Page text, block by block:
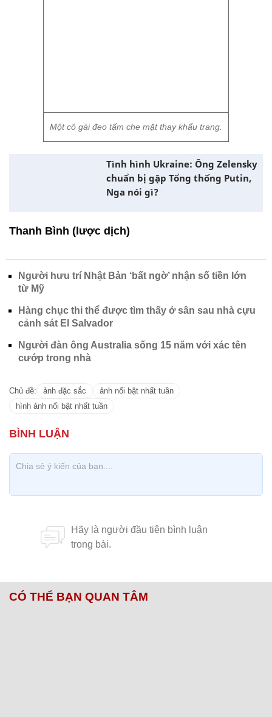
Một cô gái đeo tấm che mặt thay khẩu trang.
Tình hình Ukraine: Ông Zelensky
chuẩn bị gặp Tổng thống Putin,
Nga nói gì?
Thanh Bình (lược dịch)
Người hưu trí Nhật Bản ‘bất ngờ’ nhận số tiền lớn
từ Mỹ
Hàng chục thi thể được tìm thấy ở sân sau nhà cựu
cảnh sát El Salvador
Người đàn ông Australia sống 15 năm với xác tên
cướp trong nhà
Chủ đề: ảnh đặc sắc
ảnh nổi bật nhất tuần
hình ảnh nổi bật nhất tuần
CÓ THỂ BẠN QUAN TÂM